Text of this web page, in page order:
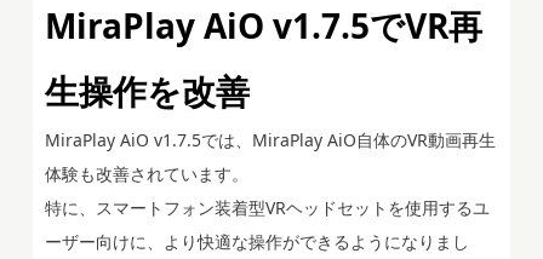
MiraPlay AiO v1.7.5でVR再
生操作を改善
MiraPlay AiO v1.7.5では、MiraPlay AiO自体のVR動画再生
体験も改善されています。
特に、スマートフォン装着型VRヘッドセットを使用するユ
ーザー向けに、より快適な操作ができるようになりまし